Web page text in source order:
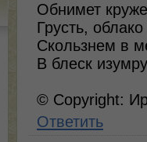
Обнимет
Грусть,
Скользнем в
В блеск
© Copyright:
Ответить